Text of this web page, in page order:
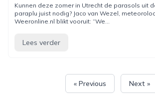
Kunnen deze zomer in Utrecht de parasols uit
paraplu juist nodig? Jaco van Wezel,
Weeronline.nl blikt vooruit: “We...
Lees verder
« Previous Next »